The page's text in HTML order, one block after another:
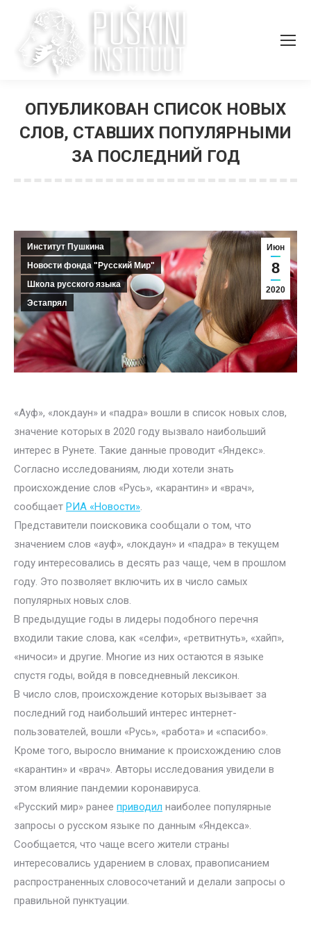
ОПУБЛИКОВАН СПИСОК НОВЫХ
СЛОВ, СТАВШИХ ПОПУЛЯРНЫМИ
ЗА ПОСЛЕДНИЙ ГОД
Июн
8
2020
Институт Пушкина
Новости фонда "Русский Мир"
Школа русского языка
Эстапрял
«Ауф», «локдаун» и «падра» вошли в список новых слов,
значение которых в 2020 году вызвало наибольший
интерес в Рунете. Такие данные проводит «Яндекс».
Согласно исследованиям, люди хотели знать
происхождение слов «Русь», «карантин» и «врач»,
сообщает РИА «Новости».
Представители поисковика сообщали о том, что
значением слов «ауф», «локдаун» и «падра» в текущем
году интересовались в десять раз чаще, чем в прошлом
году. Это позволяет включить их в число самых
популярных новых слов.
В предыдущие годы в лидеры подобного перечня
входили такие слова, как «селфи», «ретвитнуть», «хайп»,
«ничоси» и другие. Многие из них остаются в языке
спустя годы, войдя в повседневный лексикон.
В число слов, происхождение которых вызывает за
последний год наибольший интерес интернет-
пользователей, вошли «Русь», «работа» и «спасибо».
Кроме того, выросло внимание к происхождению слов
«карантин» и «врач». Авторы исследования увидели в
этом влияние пандемии коронавируса.
«Русский мир» ранее приводил наиболее популярные
запросы о русском языке по данным «Яндекса».
Сообщается, что чаще всего жители страны
интересовались ударением в словах, правописанием
распространенных словосочетаний и делали запросы о
правильной пунктуации.